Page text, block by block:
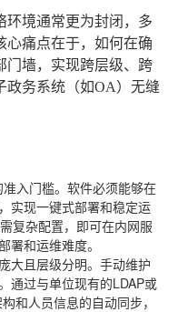
环境通常更为封闭，多
心痛点在于，如何在确
门墙，实现跨层级、跨
政务系统（如OA）无缝
入门槛。软件必须能够在
实现一键式部署和稳定运
复杂配置，即可在内网服
署和运维难度。
大且层级分明。手动维护
通过与单位现有的LDAP或
和人员信息的自动同步，